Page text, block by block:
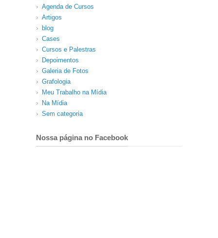
Agenda de Cursos
Artigos
blog
Cases
Cursos e Palestras
Depoimentos
Galeria de Fotos
Grafologia
Meu Trabalho na Mídia
Na Mídia
Sem categoria
Nossa página no Facebook